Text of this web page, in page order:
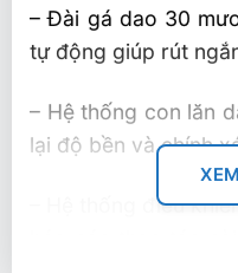
– Đài gá dao 30
tự động giúp rút
– Hệ thống con lăn
lại độ bền và chính
– Hệ thống điều